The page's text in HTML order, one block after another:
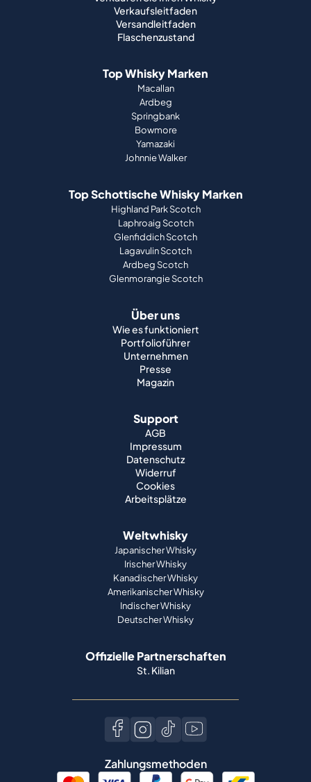
Verkaufsleitfaden
Versandleitfaden
Flaschenzustand
Top Whisky Marken
Macallan
Ardbeg
Springbank
Bowmore
Yamazaki
Johnnie Walker
Top Schottische Whisky Marken
Highland Park Scotch
Laphroaig Scotch
Glenfiddich Scotch
Lagavulin Scotch
Ardbeg Scotch
Glenmorangie Scotch
Über uns
Wie es funktioniert
Portfolioführer
Unternehmen
Presse
Magazin
Support
AGB
Impressum
Datenschutz
Widerruf
Cookies
Arbeitsplätze
Weltwhisky
Japanischer Whisky
Irischer Whisky
Kanadischer Whisky
Amerikanischer Whisky
Indischer Whisky
Deutscher Whisky
Offizielle Partnerschaften
St. Kilian
Zahlungsmethoden